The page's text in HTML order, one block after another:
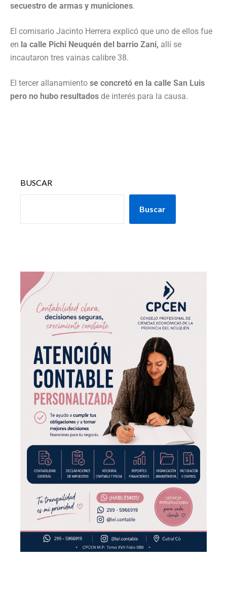
secuestro de armas y municiones.
El comisario Jacinto Herrera explicó que uno de ellos fue
en la calle Pichi Neuquén del barrio Zani, allí se
incautaron tres vainas calibre 38.
El tercer allanamiento se concretó en la calle San Luis
pero no hubo resultados de interés para la causa.
BUSCAR
Buscar